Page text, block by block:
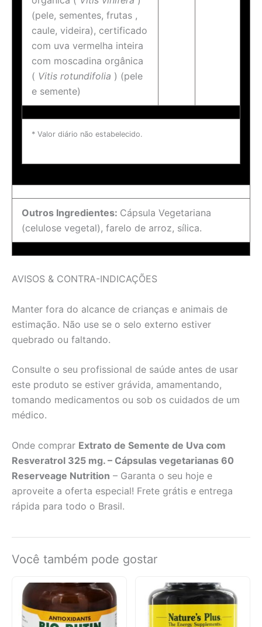
(pele, sementes, frutas ,
caule, videira), certificado
com uva vermelha inteira
com moscadina orgânica
( Vitis rotundifolia ) (pele
e semente)
* Valor diário não estabelecido.
Outros Ingredientes: Cápsula Vegetariana
(celulose vegetal), farelo de arroz, sílica.
AVISOS & CONTRA-INDICAÇÕES
Manter fora do alcance de crianças e animais de
estimação. Não use se o selo externo estiver
quebrado ou faltando.
Consulte o seu profissional de saúde antes de usar
este produto se estiver grávida, amamentando,
tomando medicamentos ou sob os cuidados de um
médico.
Onde comprar Extrato de Semente de Uva com
Resveratrol 325 mg. – Cápsulas vegetarianas 60
Reserveage Nutrition – Garanta o seu hoje e
aproveite a oferta especial! Frete grátis e entrega
rápida para todo o Brasil.
Você também pode gostar